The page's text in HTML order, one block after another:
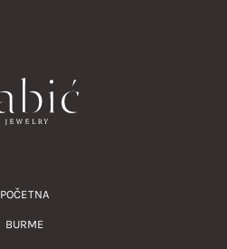
POČETNA
BURME